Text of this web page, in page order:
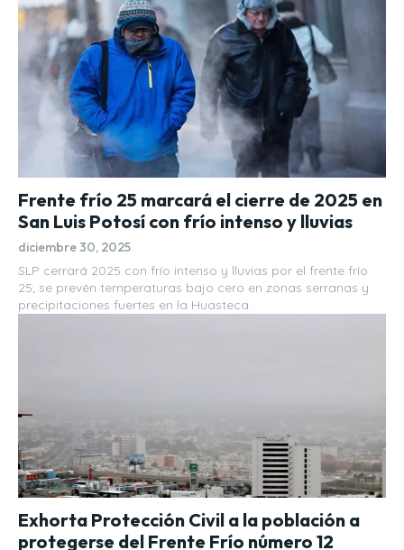
Frente frío 25 marcará el cierre de 2025 en
San Luis Potosí con frío intenso y lluvias
diciembre 30, 2025
SLP cerrará 2025 con frío intenso y lluvias por el frente frío
25; se prevén temperaturas bajo cero en zonas serranas y
precipitaciones fuertes en la Huasteca.
Exhorta Protección Civil a la población a
protegerse del Frente Frío número 12